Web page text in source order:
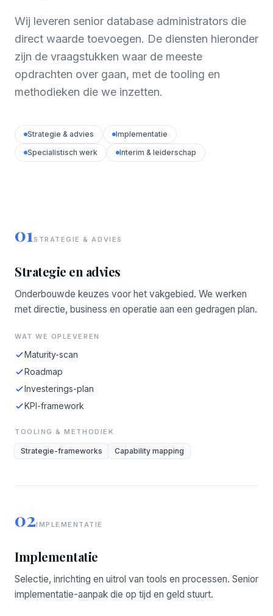
Wij leveren senior database administrators die
direct waarde toevoegen. De diensten hieronder
zijn de vraagstukken waar de meeste
opdrachten over gaan, met de tooling en
methodieken die we inzetten.
Strategie & advies
Implementatie
Specialistisch werk
Interim & leiderschap
01STRATEGIE & ADVIES
Strategie en advies
Onderbouwde keuzes voor het vakgebied. We werken
met directie, business en operatie aan een gedragen plan.
WAT WE OPLEVEREN
Maturity-scan
Roadmap
Investerings-plan
KPI-framework
TOOLING & METHODIEK
Strategie-frameworks Capability mapping
02IMPLEMENTATIE
Implementatie
Selectie, inrichting en uitrol van tools en processen. Senior
implementatie-aanpak die op tijd en geld stuurt.